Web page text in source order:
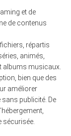
et de
de contenus
répartis
animés,
albums musicaux.
bien que des
améliorer
sans publicité. De
sécurisée.